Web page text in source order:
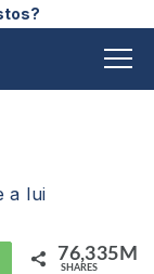
a lui
WhatsApp76,335M
SHARES